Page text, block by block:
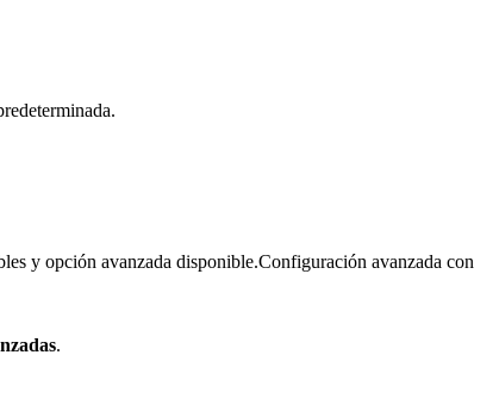
y opción avanzada disponible.Configuración avanzada con
.